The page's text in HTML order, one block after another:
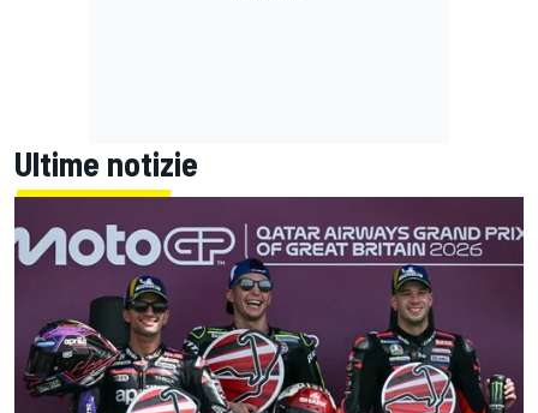
Ultime notizie